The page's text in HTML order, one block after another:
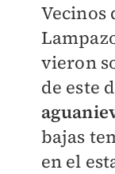
Vecinos
vieron
de este
bajas
en el